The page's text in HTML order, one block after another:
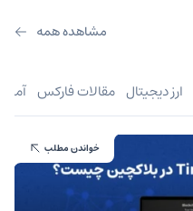
مشاهده همه
ارز دیجیتال مقالات فارکس
خواندن مطلب